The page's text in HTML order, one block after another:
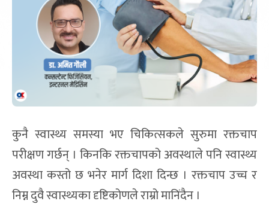
कुनै स्वास्थ्य समस्या भए चिकित्सकले सुरुमा रक्तचाप
परीक्षण गर्छन् । किनकि रक्तचापको अवस्थाले पनि स्वास्थ्य
अवस्था कस्तो छ भनेर मार्ग दिशा दिन्छ । रक्तचाप उच्च र
निम्न दुवै स्वास्थ्यका दृष्टिकोणले राम्रो मानिंदैन ।